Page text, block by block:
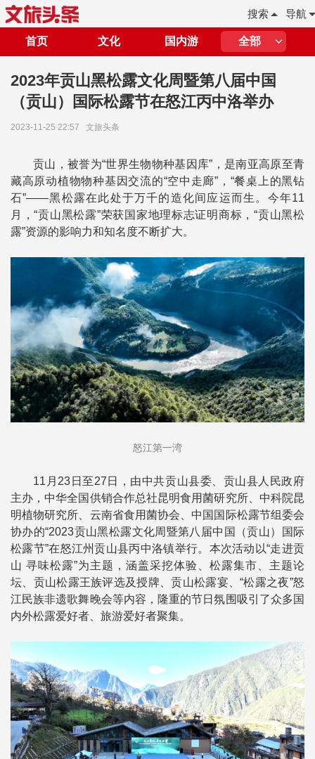
导航
搜索
首页 文化 国内游 全部
2023年贡山黑松露文化周暨第八届中国
（贡山）国际松露节在怒江丙中洛举办
2023-11-25 22:57 文旅头条
贡山，被誉为“世界生物物种基因库”，是南亚高原至青
藏高原动植物物种基因交流的“空中走廊”，“餐桌上的黑钻
石”——黑松露在此处于万千的造化间应运而生。今年11
月，“贡山黑松露”荣获国家地理标志证明商标，“贡山黑松
露”资源的影响力和知名度不断扩大。
怒江第一湾
11月23日至27日，由中共贡山县委、贡山县人民政府
主办，中华全国供销合作总社昆明食用菌研究所、中科院昆
明植物研究所、云南省食用菌协会、中国国际松露节组委会
协办的“2023贡山黑松露文化周暨第八届中国（贡山）国际
松露节”在怒江州贡山县丙中洛镇举行。本次活动以“走进贡
山 寻味松露”为主题，涵盖采挖体验、松露集市、主题论
坛、贡山松露王族评选及授牌、贡山松露宴、“松露之夜”怒
江民族非遗歌舞晚会等内容，隆重的节日氛围吸引了众多国
内外松露爱好者、旅游爱好者聚集。